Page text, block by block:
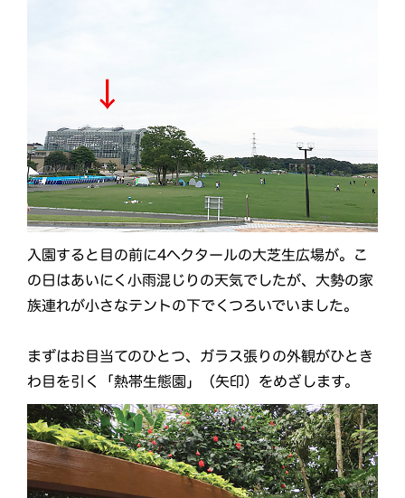
入園すると目の前に4ヘクタールの大芝生広場が。こ
の日はあいにく小雨混じりの天気でしたが、大勢の家
族連れが小さなテントの下でくつろいでいました。
まずはお目当てのひとつ、ガラス張りの外観がひとき
わ目を引く「熱帯生態園」（矢印）をめざします。